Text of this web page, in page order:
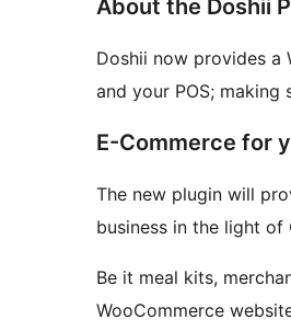
About the Doshii
Doshii now provides a
and your POS;
E-Commerce for
The new plugin will
business in the light
Be it meal kits,
WooCommerce